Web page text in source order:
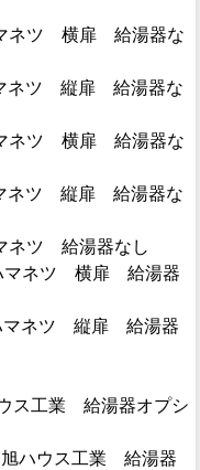
ツ 横扉 給湯器な
ツ 縦扉 給湯器な
ツ 横扉 給湯器な
ツ 縦扉 給湯器な
ツ 給湯器なし
ツ 横扉 給湯器
ツ 縦扉 給湯器
工業 給湯器オプシ
ウス工業 給湯器